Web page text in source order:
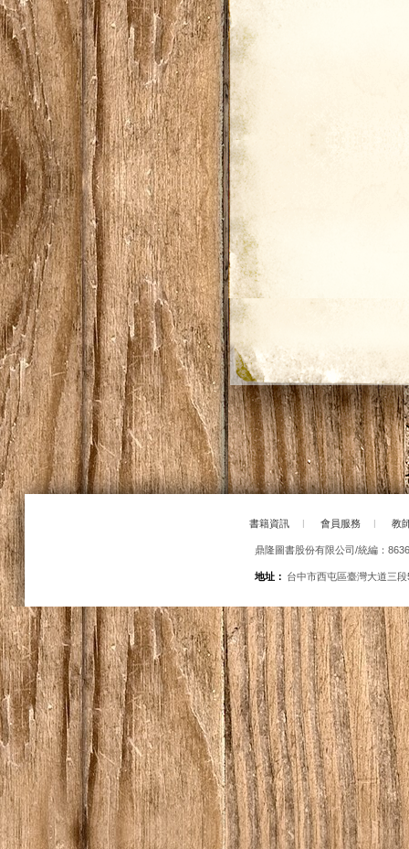
書籍資訊 | 會員服務 | 教
鼎隆圖書股份有限公司/統編：
地址： 台中市西屯區臺灣大道三